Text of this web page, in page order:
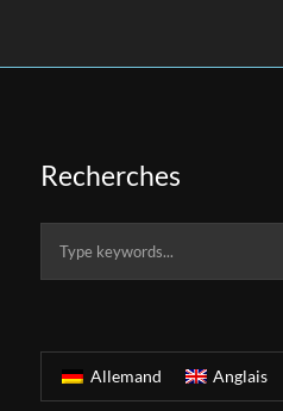
Recherches
Allemand Anglais